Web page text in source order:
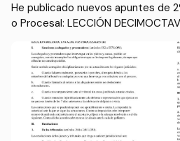
He publicado nuevos apuntes de
o Procesal: LECCIÓN